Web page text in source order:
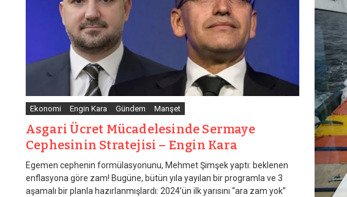
Ekonomi Engin Kara Gündem Manşet
Asgari Ücret Mücadelesinde Sermaye
Cephesinin Stratejisi – Engin Kara
Egemen cephenin formülasyonunu, Mehmet Şimşek yaptı: beklenen
enflasyona göre zam! Bugüne, bütün yıla yayılan bir programla ve 3
aşamalı bir planla hazırlanmışlardı: 2024’ün ilk yarısını “ara zam yok”